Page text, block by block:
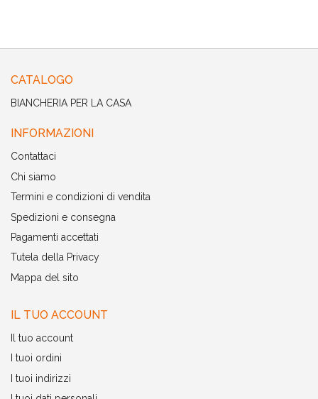
CATALOGO
BIANCHERIA PER LA CASA
INFORMAZIONI
Contattaci
Chi siamo
Termini e condizioni di vendita
Spedizioni e consegna
Pagamenti accettati
Tutela della Privacy
Mappa del sito
IL TUO ACCOUNT
Il tuo account
I tuoi ordini
I tuoi indirizzi